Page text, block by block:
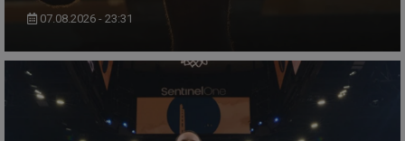
07.08.2026 - 23:31